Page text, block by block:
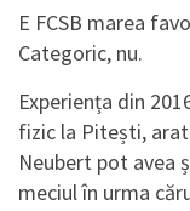
E FCSB marea
Categoric, nu.
Experiența din
fizic la Pitești,
Neubert pot avea
meciul în urma